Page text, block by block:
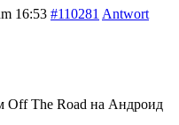
16:53 #110281 Antwort
Off The Road на Андроид